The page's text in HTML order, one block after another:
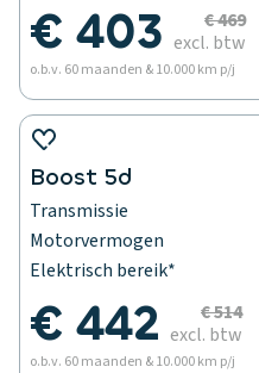
€ 403
€ 469
excl. btw
o.b.v. 60 maanden & 10.000 km p/j
Boost 5d
Transmissie
Motorvermogen
Elektrisch bereik*
€ 442
€ 514
excl. btw
o.b.v. 60 maanden & 10.000 km p/j